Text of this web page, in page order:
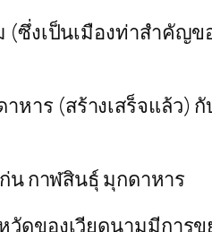
(ซึ่งเป็นเมืองท่าสำคัญ
าร (สร้างเสร็จแล้ว)
น กาฬสินธุ์ มุกดาหาร
ดของเวียดนามมีการ